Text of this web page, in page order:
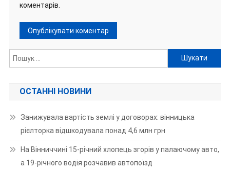
коментарів.
Пошук:
ОСТАННІ НОВИНИ
Занижувала вартість землі у договорах: вінницька
рієлторка відшкодувала понад 4,6 млн грн
На Вінниччині 15-річний хлопець згорів у палаючому авто,
а 19-річного водія розчавив автопоїзд